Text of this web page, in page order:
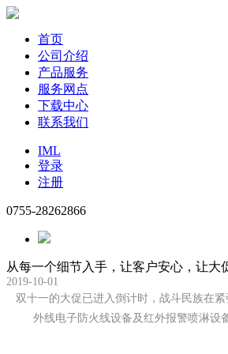
首页
公司介绍
产品服务
服务网点
下载中心
联系我们
IML
登录
注册
0755-28262866
从每一个细节入手，让客户安心，让大
2019-10-01
双十一的大促已进入倒计时，战斗民族在
外线电子防火线设备及红外报警喷淋设